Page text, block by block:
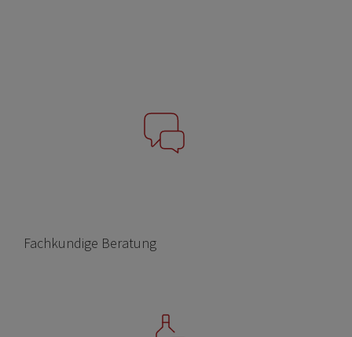
Fachkundige Beratung